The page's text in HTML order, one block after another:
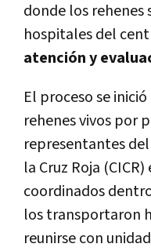
donde los rehenes
hospitales del
atención y
El proceso se
rehenes vivos por
representantes
la Cruz Roja
coordinados
los transportaron
reunirse con